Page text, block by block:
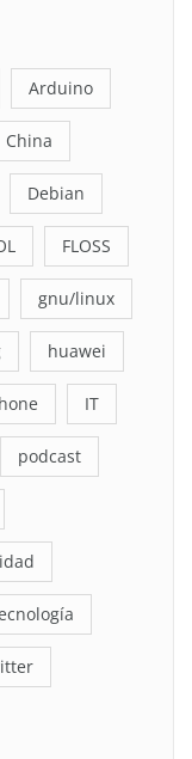
Arduino
China
Debian
FLOSS
gnu/linux
huawei
IT
podcast